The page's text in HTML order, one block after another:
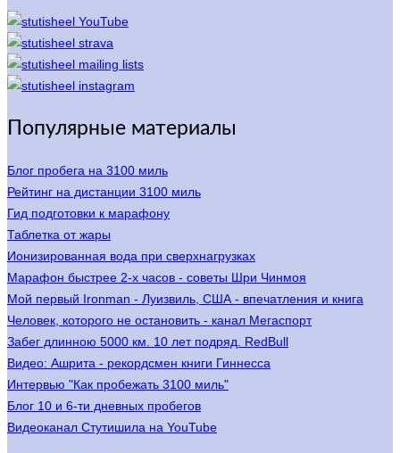
Популярные материалы
Блог пробега на 3100 миль
Рейтинг на дистанции 3100 миль
Гид подготовки к марафону
Таблетка от жары
Ионизированная вода при сверхнагрузках
Марафон быстрее 2-х часов - советы Шри Чинмоя
Мой первый Ironman - Луизвиль, США - впечатления и книга
Человек, которого не остановить - канал Мегаспорт
Забег длинною 5000 км. 10 лет подряд. RedBull
Видео: Ашрита - рекордсмен книги Гиннесса
Интервью "Как пробежать 3100 миль"
Блог 10 и 6-ти дневных пробегов
Видеоканал Стутишила на YouTube